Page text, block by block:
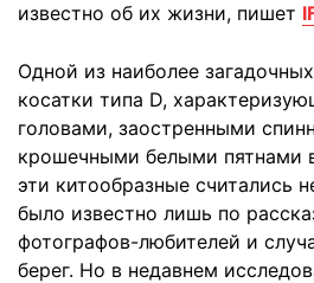
известно об их жизни, пишет
Одной из наиболее
косатки типа D,
головами, заостренными
крошечными белыми пятнами
эти китообразные считались
было известно лишь по
фотографов-любителей и
берег. Но в недавнем